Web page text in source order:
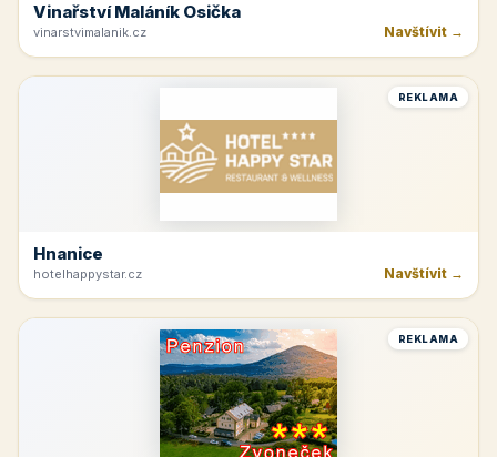
Vinařství Maláník Osička
vinarstvimalanik.cz Navštívit →
REKLAMA
Hnanice
hotelhappystar.cz Navštívit →
REKLAMA